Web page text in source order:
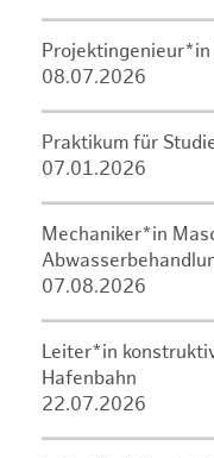
08.07.2026
Praktikum für
07.01.2026
Mechaniker*in
07.08.2026
Leiter*in
Hafenbahn
22.07.2026